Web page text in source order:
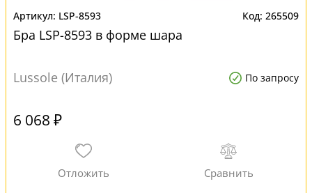
LSP-8593 265509
Бра LSP-8593 в форме шара
Lussole (Италия) По запросу
6 068 ₽